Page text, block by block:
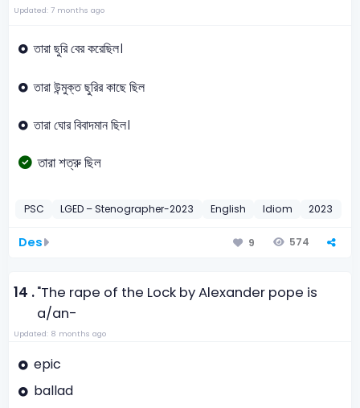
Updated: 7 months ago
তারা ছুরি বের করেছিল।
তারা উন্মুক্ত ছুরির কাছে ছিল
তারা ঘোর বিবাদমান ছিল।
তারা শত্রু ছিল
PSC LGED – Stenographer-2023 English Idiom 2023
Des 9 574
14 ."The rape of the Lock by Alexander pope is
a/an-
Updated: 8 months ago
epic
ballad